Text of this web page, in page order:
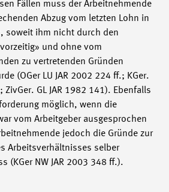
Fällen muss der Arbeitnehmende
Abzug vom letzten Lohn in
soweit ihm nicht durch den
und ohne vom
zu vertretenden Gründen
(OGer LU JAR 2002 224 ff.; KGer.
ZivGer. GL JAR 1982 141). Ebenfalls
möglich, wenn die
vom Arbeitgeber ausgesprochen
jedoch die Gründe zur
Arbeitsverhältnisses selber
(KGer NW JAR 2003 348 ff.).